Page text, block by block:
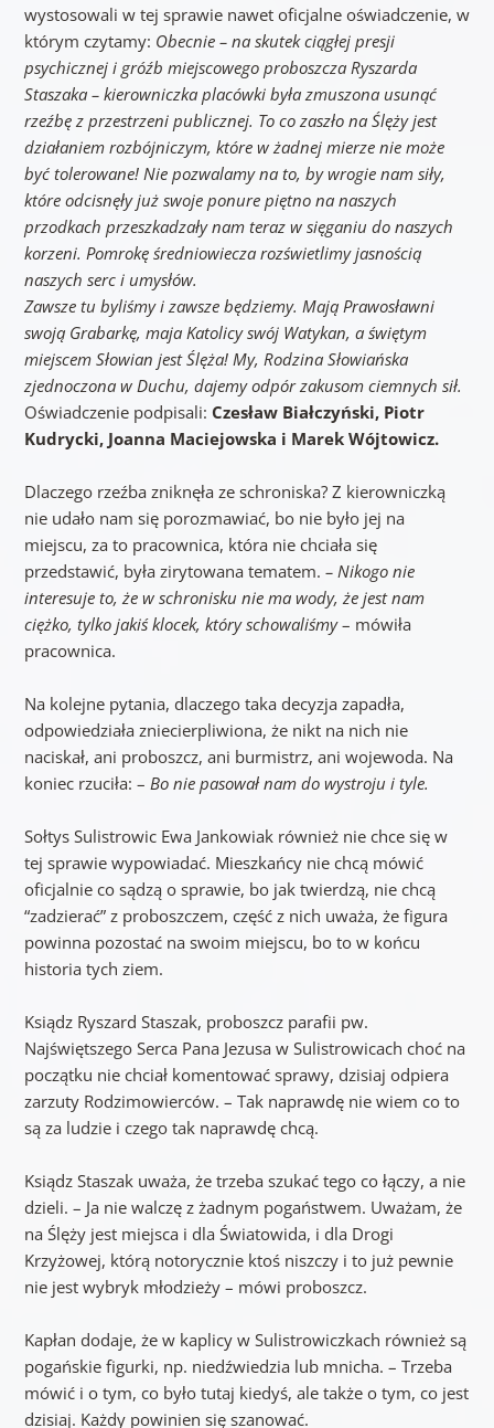
wystosowali w tej sprawie nawet oficjalne oświadczenie, w
którym czytamy: Obecnie – na skutek ciągłej presji
psychicznej i gróźb miejscowego proboszcza Ryszarda
Staszaka – kierowniczka placówki była zmuszona usunąć
rzeźbę z przestrzeni publicznej. To co zaszło na Ślęży jest
działaniem rozbójniczym, które w żadnej mierze nie może
być tolerowane! Nie pozwalamy na to, by wrogie nam siły,
które odcisnęły już swoje ponure piętno na naszych
przodkach przeszkadzały nam teraz w sięganiu do naszych
korzeni. Pomrokę średniowiecza rozświetlimy jasnością
naszych serc i umysłów.
Zawsze tu byliśmy i zawsze będziemy. Mają Prawosławni
swoją Grabarkę, maja Katolicy swój Watykan, a świętym
miejscem Słowian jest Ślęża! My, Rodzina Słowiańska
zjednoczona w Duchu, dajemy odpór zakusom ciemnych sił.
Oświadczenie podpisali: Czesław Białczyński, Piotr
Kudrycki, Joanna Maciejowska i Marek Wójtowicz.
Dlaczego rzeźba zniknęła ze schroniska? Z kierowniczką
nie udało nam się porozmawiać, bo nie było jej na
miejscu, za to pracownica, która nie chciała się
przedstawić, była zirytowana tematem. – Nikogo nie
interesuje to, że w schronisku nie ma wody, że jest nam
ciężko, tylko jakiś klocek, który schowaliśmy– mówiła
pracownica.
Na kolejne pytania, dlaczego taka decyzja zapadła,
odpowiedziała zniecierpliwiona, że nikt na nich nie
naciskał, ani proboszcz, ani burmistrz, ani wojewoda. Na
koniec rzuciła: – Bo nie pasował nam do wystroju i tyle.
Sołtys Sulistrowic Ewa Jankowiak również nie chce się w
tej sprawie wypowiadać. Mieszkańcy nie chcą mówić
oficjalnie co sądzą o sprawie, bo jak twierdzą, nie chcą
“zadzierać” z proboszczem, część z nich uważa, że figura
powinna pozostać na swoim miejscu, bo to w końcu
historia tych ziem.
Ksiądz Ryszard Staszak, proboszcz parafii pw.
Najświętszego Serca Pana Jezusa w Sulistrowicach choć na
początku nie chciał komentować sprawy, dzisiaj odpiera
zarzuty Rodzimowierców. – Tak naprawdę nie wiem co to
są za ludzie i czego tak naprawdę chcą.
Ksiądz Staszak uważa, że trzeba szukać tego co łączy, a nie
dzieli. – Ja nie walczę z żadnym pogaństwem. Uważam, że
na Ślęży jest miejsca i dla Światowida, i dla Drogi
Krzyżowej, którą notorycznie ktoś niszczy i to już pewnie
nie jest wybryk młodzieży – mówi proboszcz.
Kapłan dodaje, że w kaplicy w Sulistrowiczkach również są
pogańskie figurki, np. niedźwiedzia lub mnicha. – Trzeba
mówić i o tym, co było tutaj kiedyś, ale także o tym, co jest
dzisiaj. Każdy powinien się szanować.